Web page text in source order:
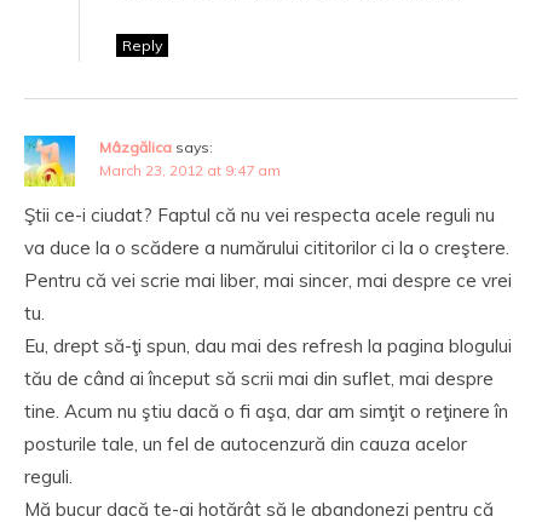
Reply
Mâzgălica says:
March 23, 2012 at 9:47 am
Ştii ce-i ciudat? Faptul că nu vei respecta acele reguli nu
va duce la o scădere a numărului cititorilor ci la o creştere.
Pentru că vei scrie mai liber, mai sincer, mai despre ce vrei
tu.
Eu, drept să-ţi spun, dau mai des refresh la pagina blogului
tău de când ai început să scrii mai din suflet, mai despre
tine. Acum nu ştiu dacă o fi aşa, dar am simţit o reţinere în
posturile tale, un fel de autocenzură din cauza acelor
reguli.
Mă bucur dacă te-ai hotărât să le abandonezi pentru că